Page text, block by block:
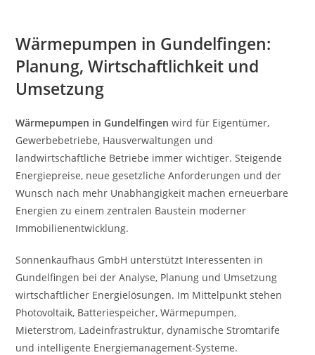
Wärmepumpen in Gundelfingen:
Planung, Wirtschaftlichkeit und
Umsetzung
Wärmepumpen in Gundelfingen wird für Eigentümer,
Gewerbebetriebe, Hausverwaltungen und
landwirtschaftliche Betriebe immer wichtiger. Steigende
Energiepreise, neue gesetzliche Anforderungen und der
Wunsch nach mehr Unabhängigkeit machen erneuerbare
Energien zu einem zentralen Baustein moderner
Immobilienentwicklung.
Sonnenkaufhaus GmbH unterstützt Interessenten in
Gundelfingen bei der Analyse, Planung und Umsetzung
wirtschaftlicher Energielösungen. Im Mittelpunkt stehen
Photovoltaik, Batteriespeicher, Wärmepumpen,
Mieterstrom, Ladeinfrastruktur, dynamische Stromtarife
und intelligente Energiemanagement-Systeme.